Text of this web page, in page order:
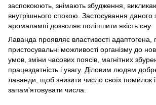
заспокоюють, знімають збудження,
внутрішнього спокою. Застосування даного
аромалампі дозволяє поліпшити якість сну.
Лаванда проявляє властивості адаптогена,
пристосувальні можливості організму до
умов, зміни часових поясів, магнітних
працездатність і увагу. Діловим людям
лаванди, щоб знизити число своїх помилок
запам'ятовувати числа.